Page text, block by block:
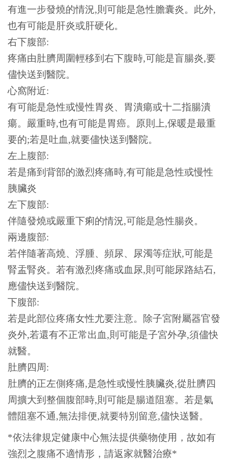
有進一步發燒的情況,則可能是急性膽囊炎。此外,
也有可能是肝炎或肝硬化。
右下腹部:
疼痛由肚臍周圍輕移到右下腹時,可能是盲腸炎,要
儘快送到醫院。
心窩附近:
有可能是急性或慢性胃炎、胃潰瘍或十二指腸潰
瘍。嚴重時,也有可能是胃癌。原則上,保暖是最重
要的;若是吐血,就要儘快送到醫院。
左上腹部:
若是痛到背部的激烈疼痛時,有可能是急性或慢性
胰臟炎
左下腹部:
伴隨發燒或嚴重下痢的情況,可能是急性腸炎。
兩邊腹部:
若伴隨著高燒、浮腫、頻尿、尿濁等症狀,可能是
腎盂腎炎。若有激烈疼痛或血尿,則可能尿路結石,
應儘快送到醫院。
下腹部:
若是此部位疼痛女性尤要注意。除子宮附屬器官發
炎外,若還有不正常出血,則可能是子宮外孕,須儘快
就醫。
肚臍四周:
肚臍的正左側疼痛,是急性或慢性胰臟炎,從肚臍四
周擴大到整個腹部時,則可能是腸道阻塞。若是氣
體阻塞不通,無法排便,就要特別留意,儘快送醫。
*依法律規定健康中心無法提供藥物使用，故如有
強烈之腹痛不適情形，請返家就醫治療*